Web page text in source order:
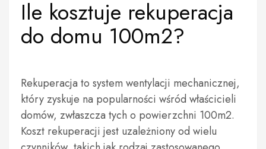
Ile kosztuje rekuperacja
do domu 100m2?
Rekuperacja to system wentylacji mechanicznej,
który zyskuje na popularności wśród właścicieli
domów, zwłaszcza tych o powierzchni 100m2.
Koszt rekuperacji jest uzależniony od wielu